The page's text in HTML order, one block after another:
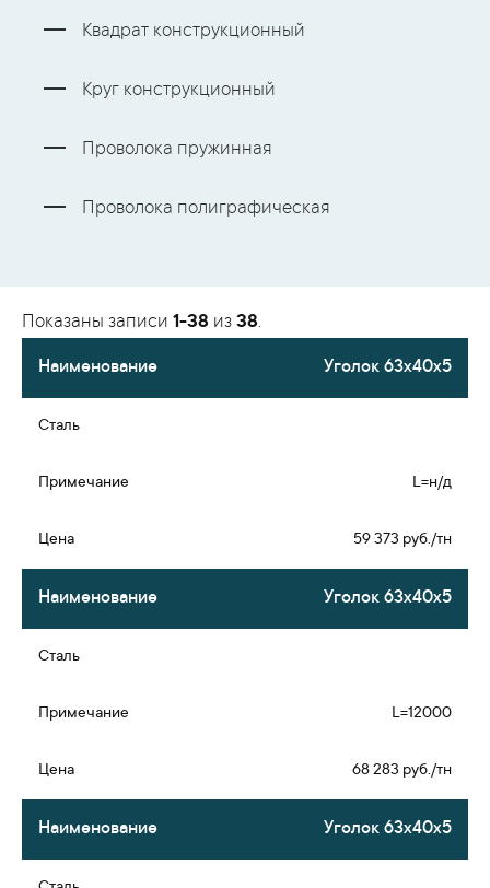
Квадрат конструкционный
Круг конструкционный
Проволока пружинная
Проволока полиграфическая
Показаны записи 1-38 из 38.
Уголок 63х40х5
L=н/д
59 373 руб./тн
Уголок 63х40х5
L=12000
68 283 руб./тн
Уголок 63х40х5